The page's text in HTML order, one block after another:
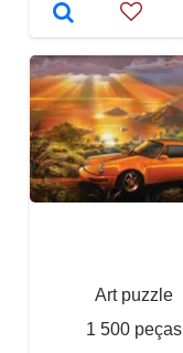
Art puzzle
1 500 peças